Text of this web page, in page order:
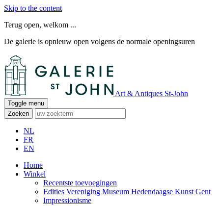
Skip to the content
Terug open, welkom ...
De galerie is opnieuw open volgens de normale openingsuren
Art & Antiques St-John
Toggle menu
Zoeken
NL
FR
EN
Home
Winkel
Recentste toevoegingen
Edities Vereniging Museum Hedendaagse Kunst Gent
Impressionisme